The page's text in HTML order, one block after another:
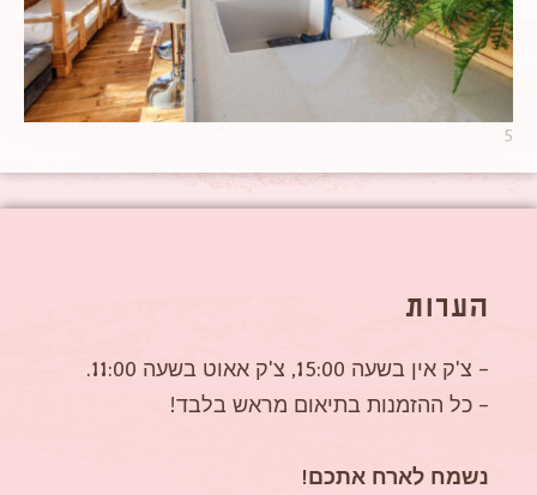
5
הערות
– צ'ק אין בשעה 15:00, צ'ק אאוט בשעה 11:00.
– כל ההזמנות בתיאום מראש בלבד!
נשמח לארח אתכם!